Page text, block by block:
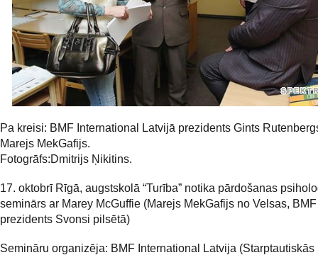
Pa kreisi: BMF International Latvijā prezidents Gints
Marejs MekGafijs.
Fotogrāfs:Dmitrijs Ņikitins.
17. oktobrī Rīgā, augstskolā “Turība” notika pārdošanas
seminārs ar Marey McGuffie (Marejs MekGafijs no Velsas,
prezidents Svonsi pilsētā)
Semināru organizēja: BMF International Latvija (Starptautiskās